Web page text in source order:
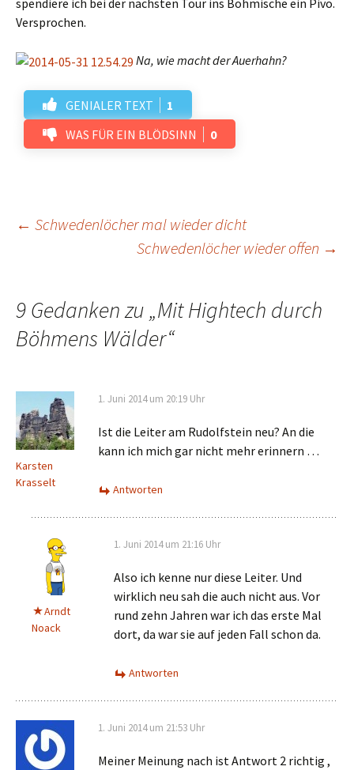
Versprochen.
Na, wie macht der Auerhahn?
GENIALER TEXT
1
WAS FÜR EIN BLÖDSINN
0
Beitrags-
← Schwedenlöcher mal wieder dicht
Schwedenlöcher wieder offen →
9 Gedanken zu „Mit Hightech durch
Böhmens Wälder“
Karsten
Krasselt
1. Juni 2014 um 20:19 Uhr
Ist die Leiter am Rudolfstein neu? An die
kann ich mich gar nicht mehr erinnern …
Antworten
Arndt
Noack
1. Juni 2014 um 21:16 Uhr
Also ich kenne nur diese Leiter. Und
wirklich neu sah die auch nicht aus. Vor
rund zehn Jahren war ich das erste Mal
dort, da war sie auf jeden Fall schon da.
Antworten
1. Juni 2014 um 21:53 Uhr
Meiner Meinung nach ist Antwort 2 richtig ,